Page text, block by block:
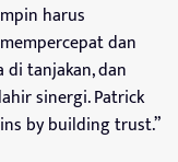
harus
dan
di tanjakan, dan
sinergi. Patrick
by building trust.”